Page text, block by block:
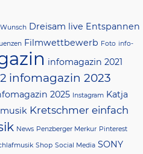
Dreisam live Entspannen
Filmwettbewerb Foto info-
infomagazin 2021
infomagazin 2023
2025 Instagram Katja
Kretschmer einfach
News Penzberger Merkur Pinterest
Shop Social Media SONY